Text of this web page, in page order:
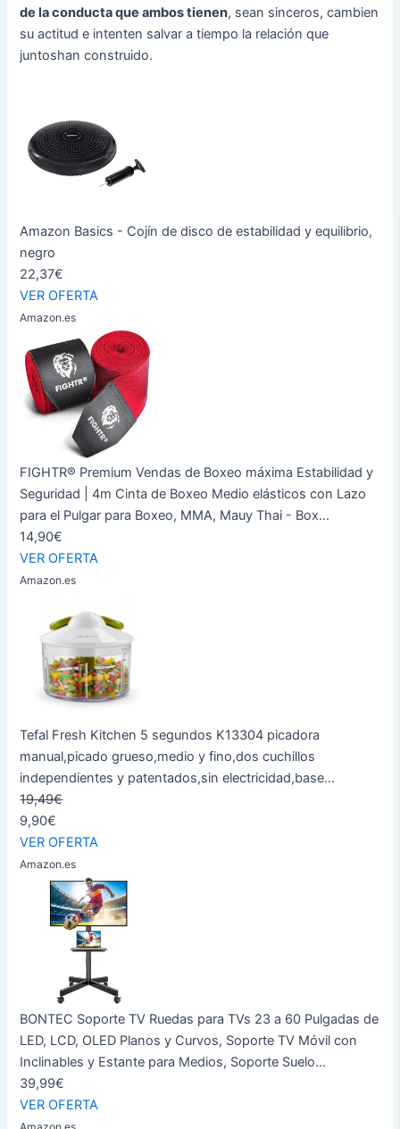
de la conducta que ambos tienen, sean sinceros, cambien
su actitud e intenten salvar a tiempo la relación que
juntoshan construido.
Amazon Basics - Cojín de disco de estabilidad y equilibrio,
negro
22,37€
VER OFERTA
Amazon.es
FIGHTR® Premium Vendas de Boxeo máxima Estabilidad y
Seguridad | 4m Cinta de Boxeo Medio elásticos con Lazo
para el Pulgar para Boxeo, MMA, Mauy Thai - Box...
14,90€
VER OFERTA
Amazon.es
Tefal Fresh Kitchen 5 segundos K13304 picadora
manual,picado grueso,medio y fino,dos cuchillos
independientes y patentados,sin electricidad,base...
19,49€
9,90€
VER OFERTA
Amazon.es
BONTEC Soporte TV Ruedas para TVs 23 a 60 Pulgadas de
LED, LCD, OLED Planos y Curvos, Soporte TV Móvil con
Inclinables y Estante para Medios, Soporte Suelo...
39,99€
VER OFERTA